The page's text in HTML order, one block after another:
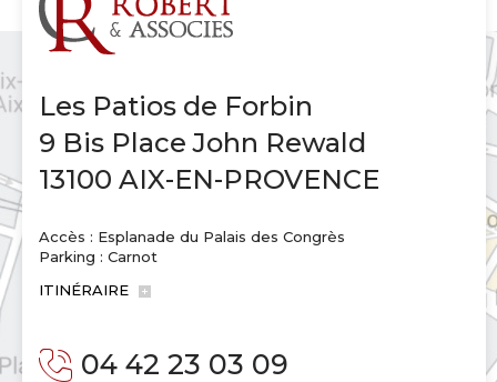
Les Patios de Forbin
9 Bis Place John Rewald
13100 AIX-EN-PROVENCE
Accès : Esplanade du Palais des Congrès
Parking : Carnot
ITINÉRAIRE
04 42 23 03 09